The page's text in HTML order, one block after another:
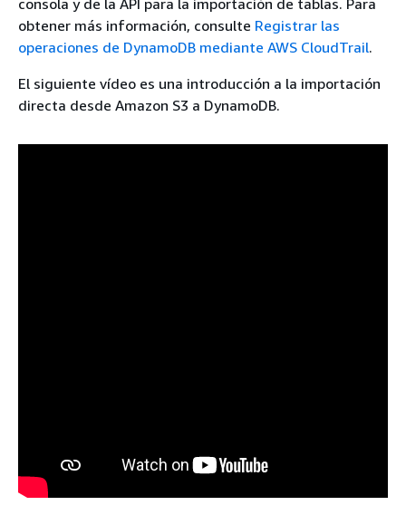
consola y de la API para la importación de tablas. Para
obtener más información, consulte Registrar las
operaciones de DynamoDB mediante AWS CloudTrail.
El siguiente vídeo es una introducción a la importación
directa desde Amazon S3 a DynamoDB.